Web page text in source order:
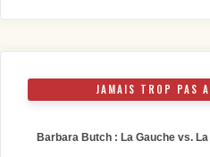
JAMAIS TROP PAS
Barbara Butch : La Gauche vs.